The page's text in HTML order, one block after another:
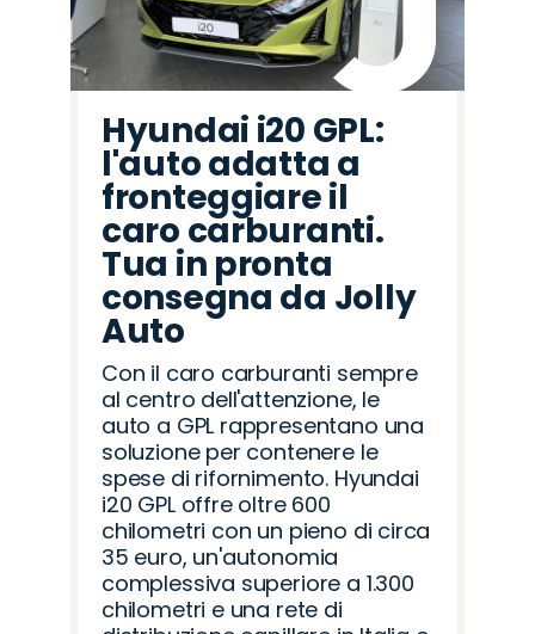
Hyundai i20 GPL:
l'auto adatta a
fronteggiare il
caro carburanti.
Tua in pronta
consegna da Jolly
Auto
Con il caro carburanti sempre
al centro dell'attenzione, le
auto a GPL rappresentano una
soluzione per contenere le
spese di rifornimento. Hyundai
i20 GPL offre oltre 600
chilometri con un pieno di circa
35 euro, un'autonomia
complessiva superiore a 1.300
chilometri e una rete di